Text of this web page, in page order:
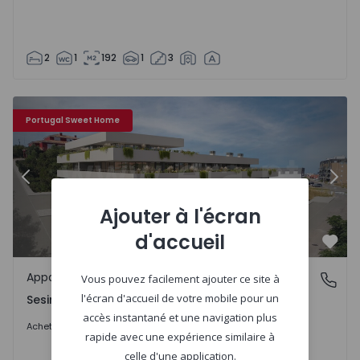
2 1 192 1 3
Portugal Sweet Home
- 6
Appartement T3 com Nouveau Sesimbra, Sesimbra -
Précédent
Sesimbra (Castelo), Setúbal
Appartement
Sesimbra (Castelo), Setúbal
Acheter 440.000 €
Ajouter à l'écran
d'accueil
Vous pouvez facilement ajouter ce site à
l'écran d'accueil de votre mobile pour un
accès instantané et une navigation plus
rapide avec une expérience similaire à
celle d'une application.